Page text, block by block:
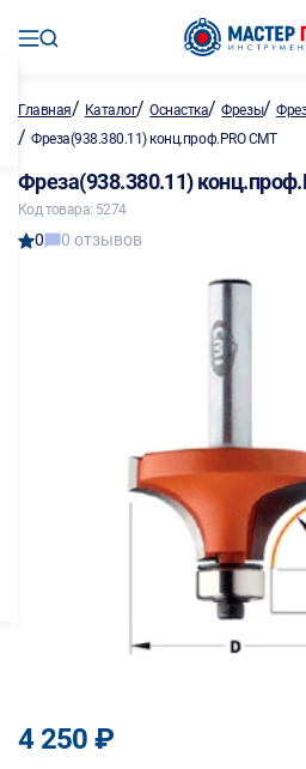
Главная/ Каталог/Оснастка/Фрезы/
/ Фреза(938.380.11) конц.проф.PRO CMT
Фреза(938.380.11)
Код товара: 5274
0 0 отзывов
4 250 ₽